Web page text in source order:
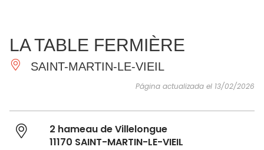
IMPRESCINDIBLES
HACER
INSPIRACIONES
LA TABLE FERMIÈRE
SAINT-MARTIN-LE-VIEIL
Página actualizada el 13/02/2026
2 hameau de Villelongue
11170 SAINT-MARTIN-LE-VIEIL